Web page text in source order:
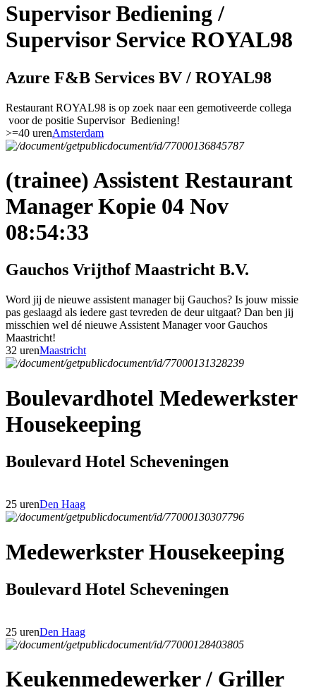
Supervisor Bediening /
Supervisor Service ROYAL98
Azure F&B Services BV / ROYAL98
Restaurant ROYAL98 is op zoek naar een gemotiveerde collega
voor de positie Supervisor Bediening!
>=40 urenAmsterdam
(trainee) Assistent Restaurant
Manager Kopie 04 Nov
08:54:33
Gauchos Vrijthof Maastricht B.V.
Word jij de nieuwe assistent manager bij Gauchos? Is jouw missie
pas geslaagd als iedere gast tevreden de deur uitgaat? Dan ben jij
misschien wel dé nieuwe Assistent Manager voor Gauchos
Maastricht!
32 urenMaastricht
Boulevardhotel Medewerkster
Housekeeping
Boulevard Hotel Scheveningen
25 urenDen Haag
Medewerkster Housekeeping
Boulevard Hotel Scheveningen
25 urenDen Haag
Keukenmedewerker / Griller